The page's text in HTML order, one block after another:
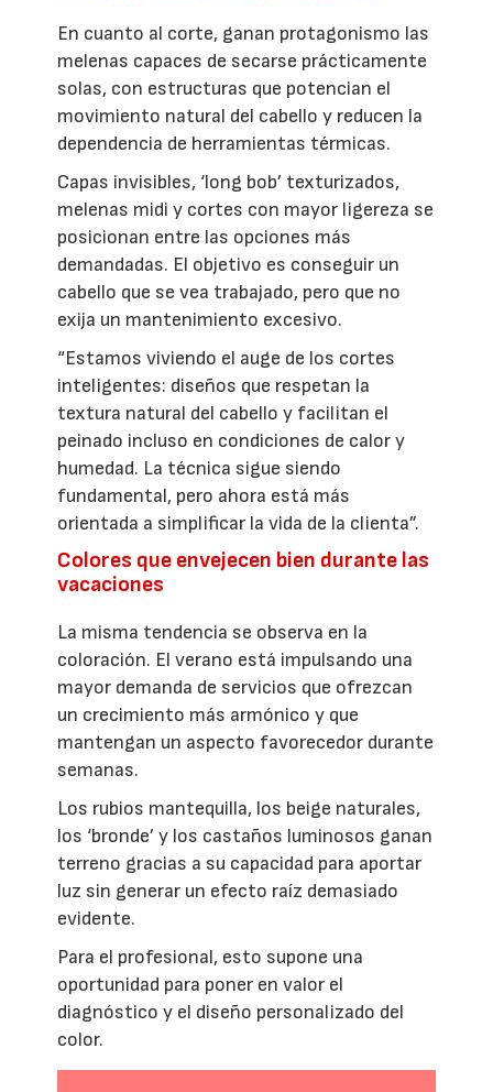
En cuanto al corte, ganan protagonismo las
melenas capaces de secarse prácticamente
solas, con estructuras que potencian el
movimiento natural del cabello y reducen la
dependencia de herramientas térmicas.
Capas invisibles, ‘long bob’ texturizados,
melenas midi y cortes con mayor ligereza se
posicionan entre las opciones más
demandadas. El objetivo es conseguir un
cabello que se vea trabajado, pero que no
exija un mantenimiento excesivo.
“Estamos viviendo el auge de los cortes
inteligentes: diseños que respetan la
textura natural del cabello y facilitan el
peinado incluso en condiciones de calor y
humedad. La técnica sigue siendo
fundamental, pero ahora está más
orientada a simplificar la vida de la clienta”.
Colores que envejecen bien durante las
vacaciones
La misma tendencia se observa en la
coloración. El verano está impulsando una
mayor demanda de servicios que ofrezcan
un crecimiento más armónico y que
mantengan un aspecto favorecedor durante
semanas.
Los rubios mantequilla, los beige naturales,
los ‘bronde’ y los castaños luminosos ganan
terreno gracias a su capacidad para aportar
luz sin generar un efecto raíz demasiado
evidente.
Para el profesional, esto supone una
oportunidad para poner en valor el
diagnóstico y el diseño personalizado del
color.